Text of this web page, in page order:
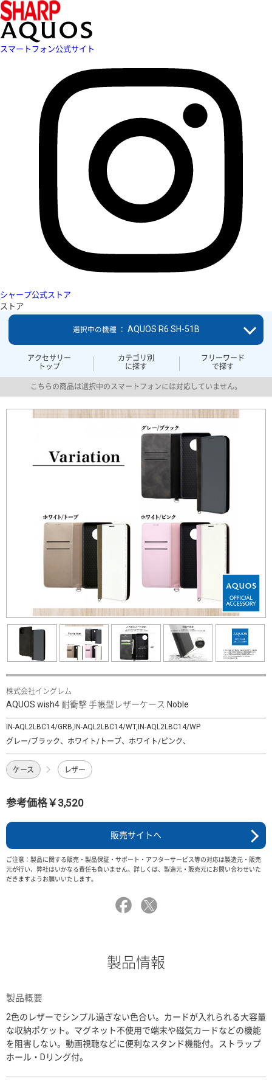
スマートフォン公式サイト
シャープ公式ストア
ストア
アクセサリー
トップ
カテゴリ別
に探す
フリーワード
で探す
選択中の機種 ： AQUOS R6 SH-51B
こちらの商品は選択中のスマートフォンには対応していません。
株式会社イングレム
AQUOS wish4 耐衝撃 手帳型レザーケース Noble
IN-AQL2LBC14/GRB,IN-AQL2LBC14/WT,IN-AQL2LBC14/WP
グレー/ブラック、ホワイト/トープ、ホワイト/ピンク、
ケース レザー
参考価格￥3,520
販売サイトへ
ご注意：製品に関する販売・製品保証・サポート・アフターサービス等の対応は製造元・販売
元が行い、弊社はいかなる責任も負いません。詳しくは、製造元・販売元にお問い合わせいた
だきますようお願いいたします。
製品情報
製品概要
2色のレザーでシンプル過ぎない色合い。カードが入れられる大容量
な収納ポケット。マグネット不使用で端末や磁気カードなどの機能
を阻害しない。動画視聴などに便利なスタンド機能付。ストラップ
ホール・Dリング付。